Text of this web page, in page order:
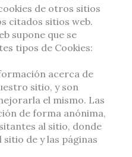
de otros sitios
citados sitios web.
supone que se
tipos de Cookies:
acerca de
sitio, y son
el mismo. Las
de forma anónima,
al sitio, donde
de y las páginas